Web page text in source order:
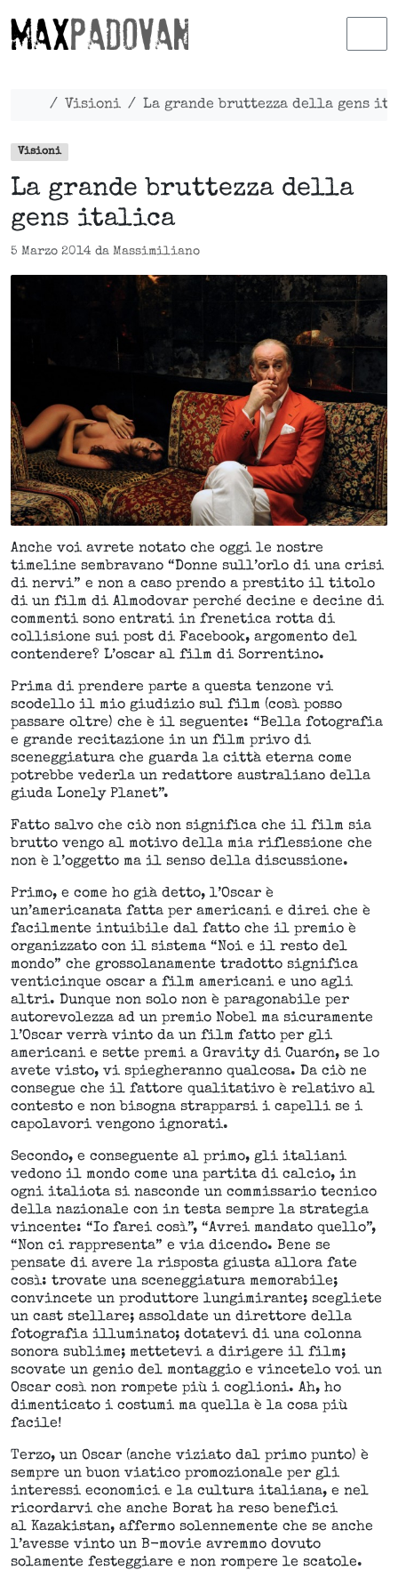
HomeVisioni La grande bruttezza della gens
Visioni
La grande bruttezza della
gens italica
5 Marzo 2014 da Massimiliano
Anche voi avrete notato che oggi le nostre
timeline sembravano “Donne sull’orlo di una crisi
di nervi” e non a caso prendo a prestito il titolo
di un film di Almodovar perché decine e decine di
commenti sono entrati in frenetica rotta di
collisione sui post di Facebook, argomento del
contendere? L’oscar al film di Sorrentino.
Prima di prendere parte a questa tenzone vi
scodello il mio giudizio sul film (così posso
passare oltre) che è il seguente: “Bella fotografia
e grande recitazione in un film privo di
sceneggiatura che guarda la città eterna come
potrebbe vederla un redattore australiano della
giuda Lonely Planet”.
Fatto salvo che ciò non significa che il film sia
brutto vengo al motivo della mia riflessione che
non è l’oggetto ma il senso della discussione.
Primo, e come ho già detto, l’Oscar è
un’americanata fatta per americani e direi che è
facilmente intuibile dal fatto che il premio è
organizzato con il sistema “Noi e il resto del
mondo” che grossolanamente tradotto significa
venticinque oscar a film americani e uno agli
altri. Dunque non solo non è paragonabile per
autorevolezza ad un premio Nobel ma sicuramente
l’Oscar verrà vinto da un film fatto per gli
americani e sette premi a Gravity di Cuarón, se lo
avete visto, vi spiegheranno qualcosa. Da ciò ne
consegue che il fattore qualitativo è relativo al
contesto e non bisogna strapparsi i capelli se i
capolavori vengono ignorati.
Secondo, e conseguente al primo, gli italiani
vedono il mondo come una partita di calcio, in
ogni italiota si nasconde un commissario tecnico
della nazionale con in testa sempre la strategia
vincente: “Io farei così”, “Avrei mandato quello”,
“Non ci rappresenta” e via dicendo. Bene se
pensate di avere la risposta giusta allora fate
così: trovate una sceneggiatura memorabile;
convincete un produttore lungimirante; scegliete
un cast stellare; assoldate un direttore della
fotografia illuminato; dotatevi di una colonna
sonora sublime; mettetevi a dirigere il film;
scovate un genio del montaggio e vincetelo voi un
Oscar così non rompete più i coglioni. Ah, ho
dimenticato i costumi ma quella è la cosa più
facile!
Terzo, un Oscar (anche viziato dal primo punto) è
sempre un buon viatico promozionale per gli
interessi economici e la cultura italiana, e nel
ricordarvi che anche Borat ha reso benefici
al Kazakistan, affermo solennemente che se anche
l’avesse vinto un B-movie avremmo dovuto
solamente festeggiare e non rompere le scatole.